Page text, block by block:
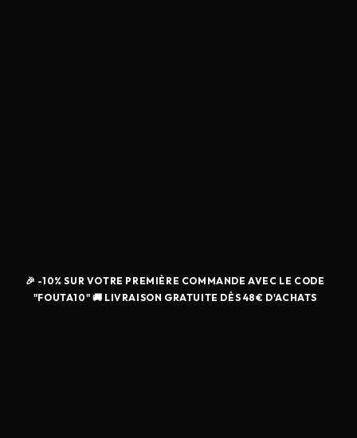
🎉 -10% SUR VOTRE PREMIÈRE COMMANDE AVEC LE CODE
"FOUTA10" 🚚 LIVRAISON GRATUITE DÈS 48€ D'ACHATS